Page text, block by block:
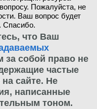
Пожалуйста, не
Ваш вопрос будет
Спасибо.
что Ваш
за собой право не
частые
сайте. Не
написанные
тоном.